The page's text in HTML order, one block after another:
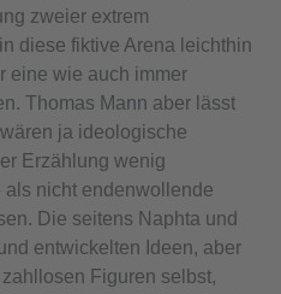
zweier extrem
diese fiktive Arena leichthin
eine wie auch immer
Thomas Mann aber lässt
ja ideologische
Erzählung wenig
nicht endenwollende
Die seitens Naphta und
entwickelten Ideen, aber
Figuren selbst,